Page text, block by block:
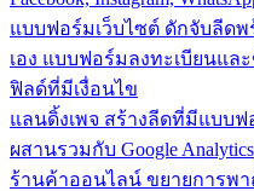
แบบฟอร์มเว็บไซต์ ดักจับลีด
เอง แบบฟอร์มลงทะเบียนแ
ฟิลด์ที่มีเงื่อนไข
แลนดิ้งเพจ สร้างลีดที่มีแบบฟ
ผสานรวมกับ Google Analytics
ร้านค้าออนไลน์ ขยายการพ